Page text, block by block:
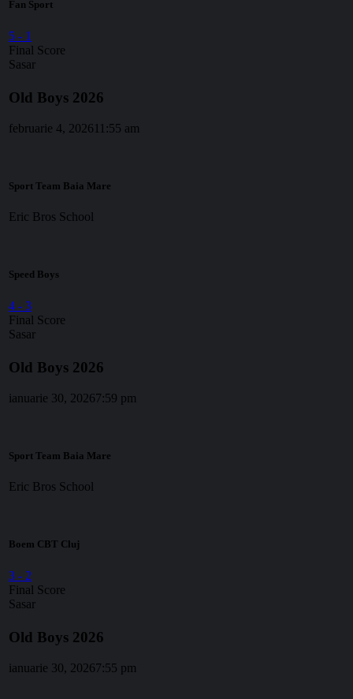
Fan Sport
5 - 1
Final Score
Sasar
Old Boys 2026
februarie 4, 2026 11:55 am
Sport Team Baia Mare
Eric Bros School
Speed Boys
4 - 3
Final Score
Sasar
Old Boys 2026
ianuarie 30, 20267:59 pm
Sport Team Baia Mare
Eric Bros School
Boem CBT Cluj
3 - 2
Final Score
Sasar
Old Boys 2026
ianuarie 30, 20267:55 pm